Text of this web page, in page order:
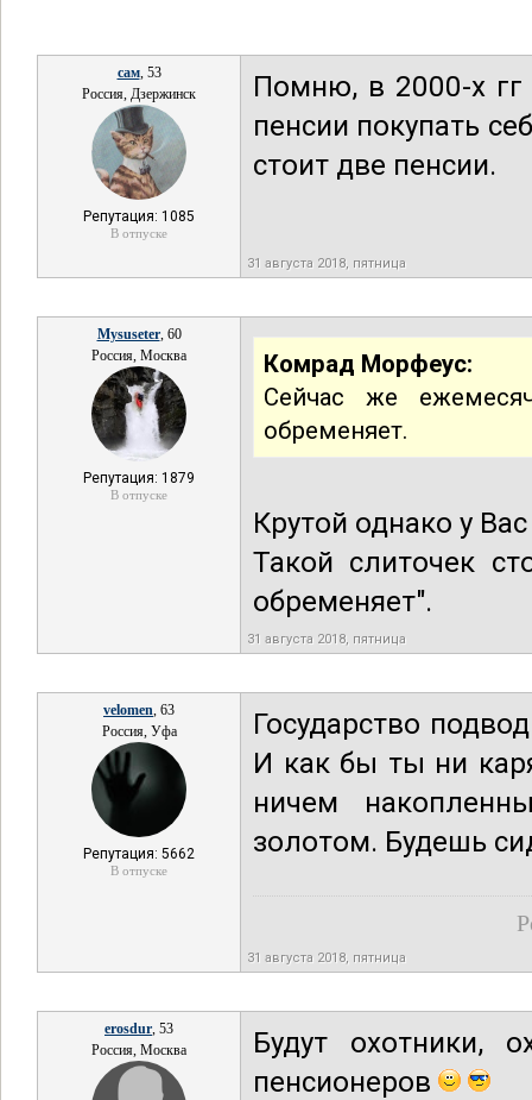
сам, 53
Россия, Дзержинск
Репутация: 1085
В отпуске
Помню, в 2000-х гг
пенсии покупать
стоит две пенсии.
31 августа 2018, пятница
Mysuseter, 60
Россия, Москва
Репутация: 1879
В отпуске
Комрад Морфеус:
Сейчас же
обременяет.
Крутой однако у
Такой слиточек
обременяет".
31 августа 2018, пятница
velomen, 63
Россия, Уфа
Репутация: 5662
В отпуске
Государство
И как бы ты ни
ничем
золотом. Будешь
31 августа 2018, пятница
erosdur, 53
Россия, Москва
Будут охотники,
пенсионеров